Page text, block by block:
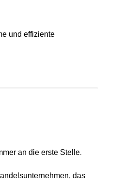
und effiziente
an die erste Stelle.
das